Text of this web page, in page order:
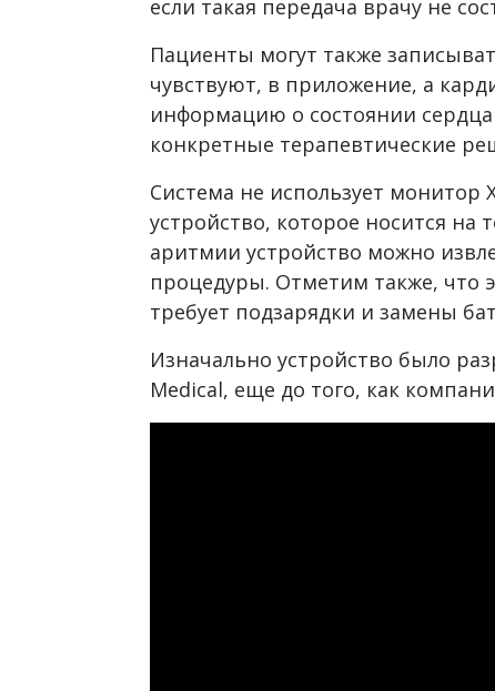
если такая передача врачу не
Пациенты могут также
чувствуют, в приложение, а
информацию о состоянии
конкретные терапевтические
Система не использует монитор
устройство, которое носится на
аритмии устройство можно
процедуры. Отметим также, что
требует подзарядки и замены
Изначально устройство было
Medical, еще до того, как